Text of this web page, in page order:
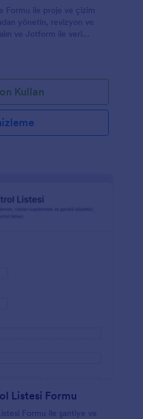
Formu ile proje ve çizim
yönetin, revizyon ve
alın ve Jotform ile veri
Kullan
Listesi Formu
Formu ile şantiye ve